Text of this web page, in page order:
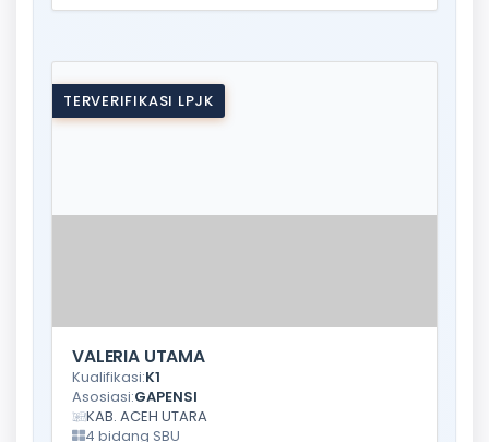
TERVERIFIKASI LPJK
VALERIA UTAMA
Kualifikasi:K1
Asosiasi:GAPENSI
KAB. ACEH UTARA
4 bidang SBU